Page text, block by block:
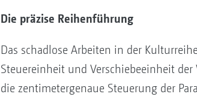
Die präzise Reihenführung
Das schadlose Arbeiten in der
Steuereinheit und Verschiebeeinheit
die zentimetergenaue Steuerung der